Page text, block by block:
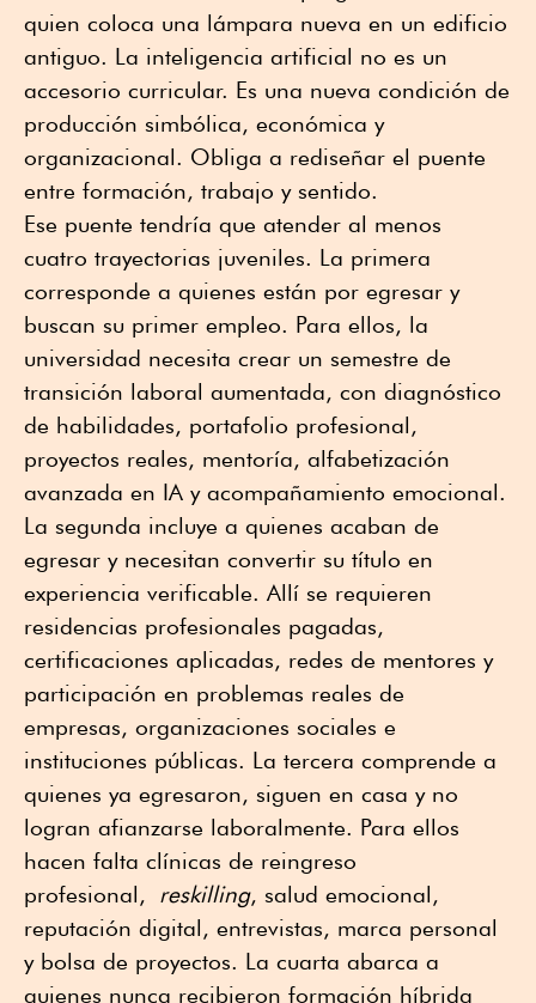
quien coloca una lámpara nueva en un edificio
antiguo. La inteligencia artificial no es un
accesorio curricular. Es una nueva condición de
producción simbólica, económica y
organizacional. Obliga a rediseñar el puente
entre formación, trabajo y sentido.
Ese puente tendría que atender al menos
cuatro trayectorias juveniles. La primera
corresponde a quienes están por egresar y
buscan su primer empleo. Para ellos, la
universidad necesita crear un semestre de
transición laboral aumentada, con diagnóstico
de habilidades, portafolio profesional,
proyectos reales, mentoría, alfabetización
avanzada en IA y acompañamiento emocional.
La segunda incluye a quienes acaban de
egresar y necesitan convertir su título en
experiencia verificable. Allí se requieren
residencias profesionales pagadas,
certificaciones aplicadas, redes de mentores y
participación en problemas reales de
empresas, organizaciones sociales e
instituciones públicas. La tercera comprende a
quienes ya egresaron, siguen en casa y no
logran afianzarse laboralmente. Para ellos
hacen falta clínicas de reingreso
profesional, reskilling, salud emocional,
reputación digital, entrevistas, marca personal
y bolsa de proyectos. La cuarta abarca a
quienes nunca recibieron formación híbrida